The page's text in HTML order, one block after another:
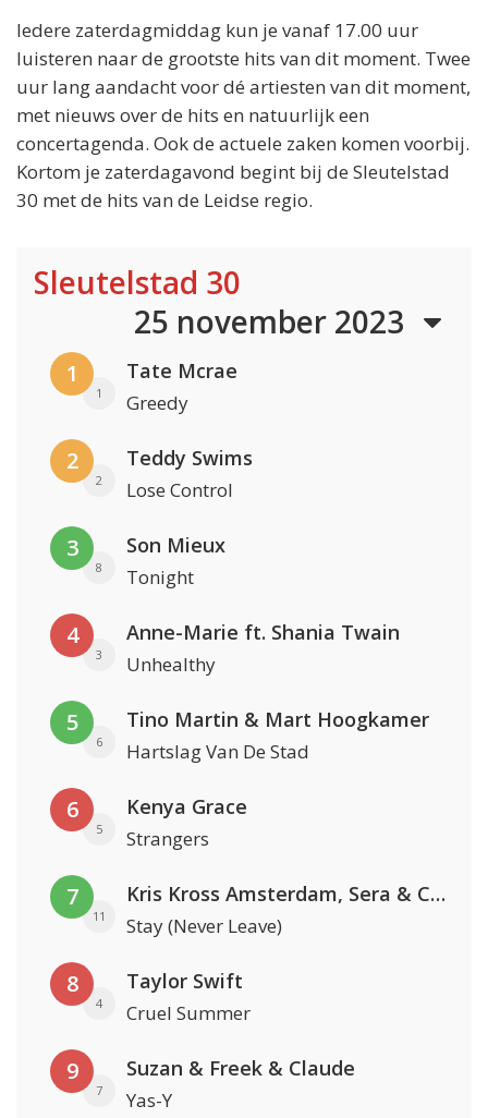
Iedere zaterdagmiddag kun je vanaf 17.00 uur
luisteren naar de grootste hits van dit moment. Twee
uur lang aandacht voor dé artiesten van dit moment,
met nieuws over de hits en natuurlijk een
concertagenda. Ook de actuele zaken komen voorbij.
Kortom je zaterdagavond begint bij de Sleutelstad
30 met de hits van de Leidse regio.
Sleutelstad 30
25 november 2023
1
1
Tate Mcrae
Greedy
2
2
Teddy Swims
Lose Control
3
8
Son Mieux
Tonight
4
3
Anne-Marie ft. Shania Twain
Unhealthy
5
6
Tino Martin & Mart Hoogkamer
Hartslag Van De Stad
6
5
Kenya Grace
Strangers
7
11
Kris Kross Amsterdam, Sera & Conor Maynard
Stay (Never Leave)
8
4
Taylor Swift
Cruel Summer
9
7
Suzan & Freek & Claude
Yas-Y